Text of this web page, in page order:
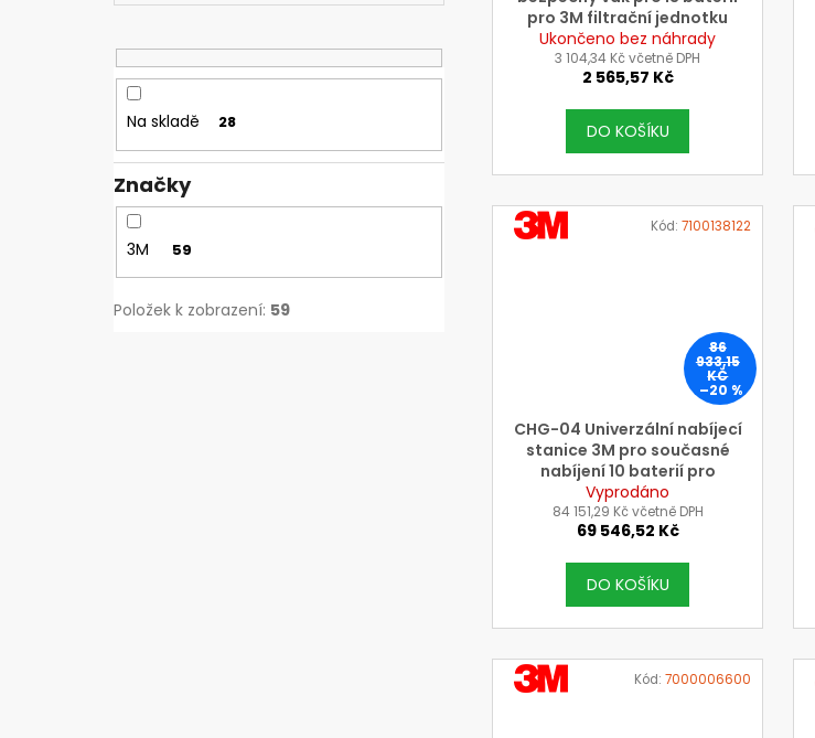
Na skladě 28
Značky
3M 59
Položek k zobrazení: 59
pro 3M filtrační jednotku
JUPITER
Ukončeno bez náhrady
3 104,34 Kč včetně DPH
2 565,57 Kč
DO KOŠÍKU
VÝROBCE
3M
86
933,15
KČ
–20 %
CHG-04 Univerzální nabíjecí
stanice 3M pro současné
nabíjení 10 baterií pro
filtrační jednotku Jupiter
Vyprodáno
84 151,29 Kč včetně DPH
69 546,52 Kč
DO KOŠÍKU
Kód:7100138122
VÝROBCE
3M Kód:7000006600